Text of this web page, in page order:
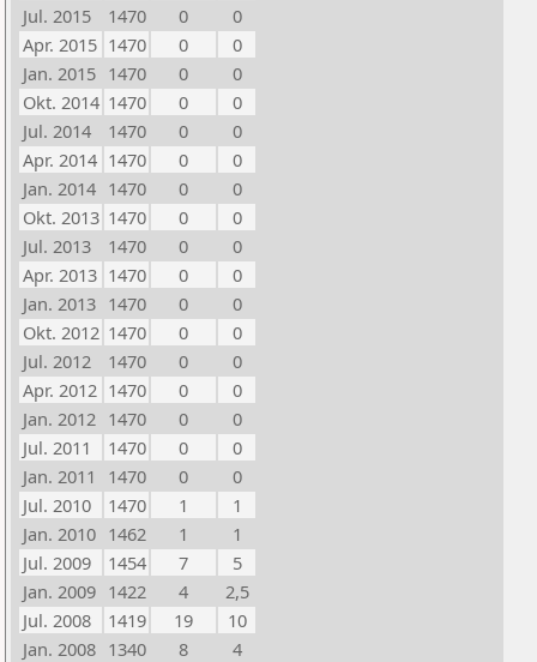
Jul. 2015
1470 0
0
Apr. 2015 1470 0
0
Jan. 2015 1470 0
0
Okt. 2014 1470 0
0
Jul. 2014
1470 0
0
Apr. 2014 1470 0
0
Jan. 2014 1470 0
0
Okt. 2013 1470 0
0
Jul. 2013
1470 0
0
Apr. 2013 1470 0
0
Jan. 2013 1470 0
0
Okt. 2012 1470 0
0
Jul. 2012
1470 0
0
Apr. 2012 1470 0
0
Jan. 2012 1470 0
0
Jul. 2011
1470 0
0
Jan. 2011
1470 0
0
Jul. 2010
1470 1
1
Jan. 2010 1462 1
1
Jul. 2009
1454 7
5
Jan. 2009 1422 4
2,5
Jul. 2008
1419 19
10
Jan. 2008 1340 8
4